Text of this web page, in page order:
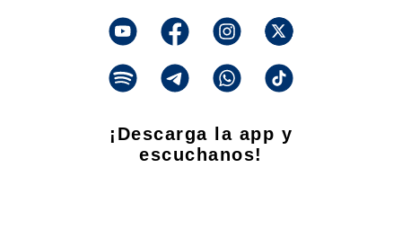
¡Descarga la app y
escuchanos!